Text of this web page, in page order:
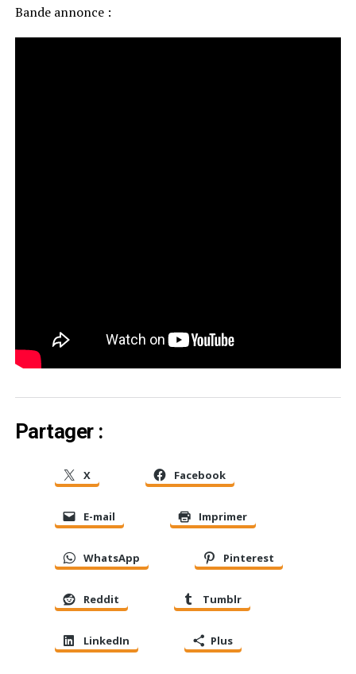
Bande annonce :
Partager :
X Facebook
E-mail Imprimer
WhatsApp Pinterest
Reddit Tumblr
LinkedIn Plus